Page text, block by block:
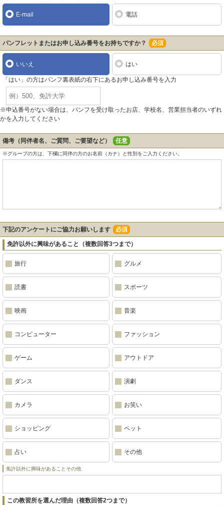
E-mail 電話
パンフレットまたはお申し込み番号をお持ちですか？ 必須
いいえ はい
「はい」の方はパンフ裏表紙の右下にあるお申し込み番号を入力
※申込番号がない場合は、パンフを受け取ったお店、学校名、営業担当者のいずれ
かを入力してください
備考（同伴者名、ご質問、ご要望など） 任意
※グループの方は、下欄に同伴の方のお名前（カナ）と性別をご入力ください。
下記のアンケートにご協力お願いします 必須
免許以外に興味があること（複数回答3つまで）
旅行 グルメ
読書 スポーツ
映画 音楽
コンピューター ファッション
ゲーム アウトドア
ダンス 演劇
カメラ お笑い
ショッピング ペット
占い その他
免許以外に興味があることその他
この教習所を選んだ理由（複数回答2つまで）